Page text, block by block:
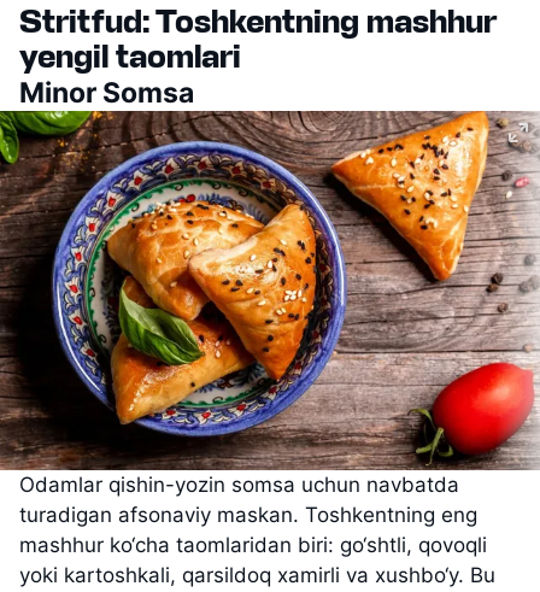
Stritfud: Toshkentning mashhur
yengil taomlari
Minor Somsa
Odamlar qishin-yozin somsa uchun navbatda
turadigan afsonaviy maskan. Toshkentning eng
mashhur ko‘cha taomlaridan biri: go‘shtli, qovoqli
yoki kartoshkali, qarsildoq xamirli va xushbo‘y. Bu